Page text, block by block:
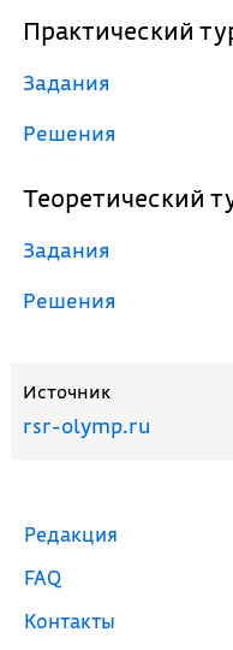
Практический
Задания
Решения
Теоретический
Задания
Решения
Источник
rsr-olymp.ru
Редакция
FAQ
Контакты